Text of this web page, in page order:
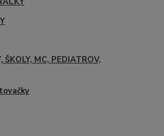
ŠKOLY, MC, PEDIATROV,